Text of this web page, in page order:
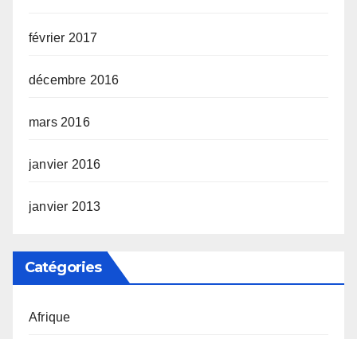
février 2017
décembre 2016
mars 2016
janvier 2016
janvier 2013
Catégories
Afrique